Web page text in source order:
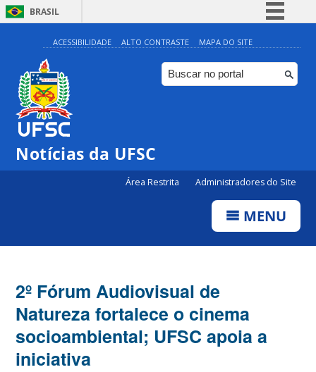
BRASIL
Simplifique!
Comunica BR
Participe
ACESSIBILIDADE ALTO CONTRASTE MAPA DO SITE
Notícias da UFSC
Área Restrita Administradores do Site
MENU
2º Fórum Audiovisual de
Natureza fortalece o cinema
socioambiental; UFSC apoia a
iniciativa